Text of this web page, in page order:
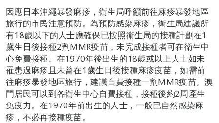
因應日本沖繩暴發麻疹，衛生局呼籲前往麻疹暴發地區
旅行的市民注意預防。為預防感染麻疹，衛生局建議所
有18歲以下的人士應確保已按照衛生局的接種計劃在1
歲生日後接種2劑MMR疫苗，未完成接種者可在衛生中
心免費接種。在1970年後出生的18歲或以上人士如未
罹患過麻疹且未曾在1歲生日後接種麻疹疫苗，如需前
往麻疹暴發地區旅行，建議自費接種一劑MMR疫苗。澳
門居民可以到各衛生中心自費接種，接種後約2周產生
免疫力。在1970年前出生的人士，一般已自然感染麻
疹，不必再接種疫苗。